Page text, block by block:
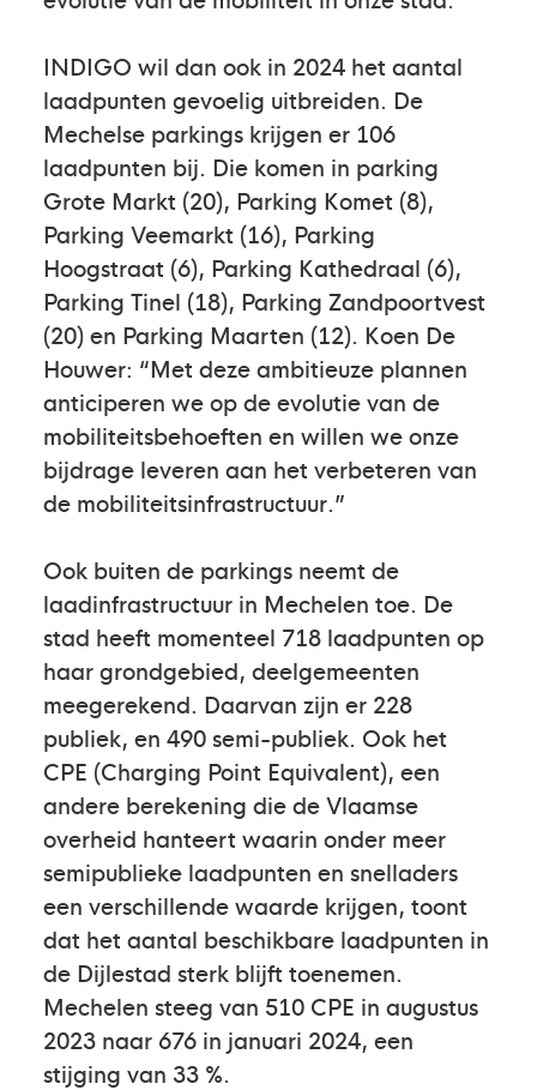
INDIGO wil dan ook in 2024 het aantal
laadpunten gevoelig uitbreiden. De
Mechelse parkings krijgen er 106
laadpunten bij. Die komen in parking
Grote Markt (20), Parking Komet (8),
Parking Veemarkt (16), Parking
Hoogstraat (6), Parking Kathedraal (6),
Parking Tinel (18), Parking Zandpoortvest
(20) en Parking Maarten (12). Koen De
Houwer: “Met deze ambitieuze plannen
anticiperen we op de evolutie van de
mobiliteitsbehoeften en willen we onze
bijdrage leveren aan het verbeteren van
de mobiliteitsinfrastructuur.”
Ook buiten de parkings neemt de
laadinfrastructuur in Mechelen toe. De
stad heeft momenteel 718 laadpunten op
haar grondgebied, deelgemeenten
meegerekend. Daarvan zijn er 228
publiek, en 490 semi-publiek. Ook het
CPE (Charging Point Equivalent), een
andere berekening die de Vlaamse
overheid hanteert waarin onder meer
semipublieke laadpunten en snelladers
een verschillende waarde krijgen, toont
dat het aantal beschikbare laadpunten in
de Dijlestad sterk blijft toenemen.
Mechelen steeg van 510 CPE in augustus
2023 naar 676 in januari 2024, een
stijging van 33 %.